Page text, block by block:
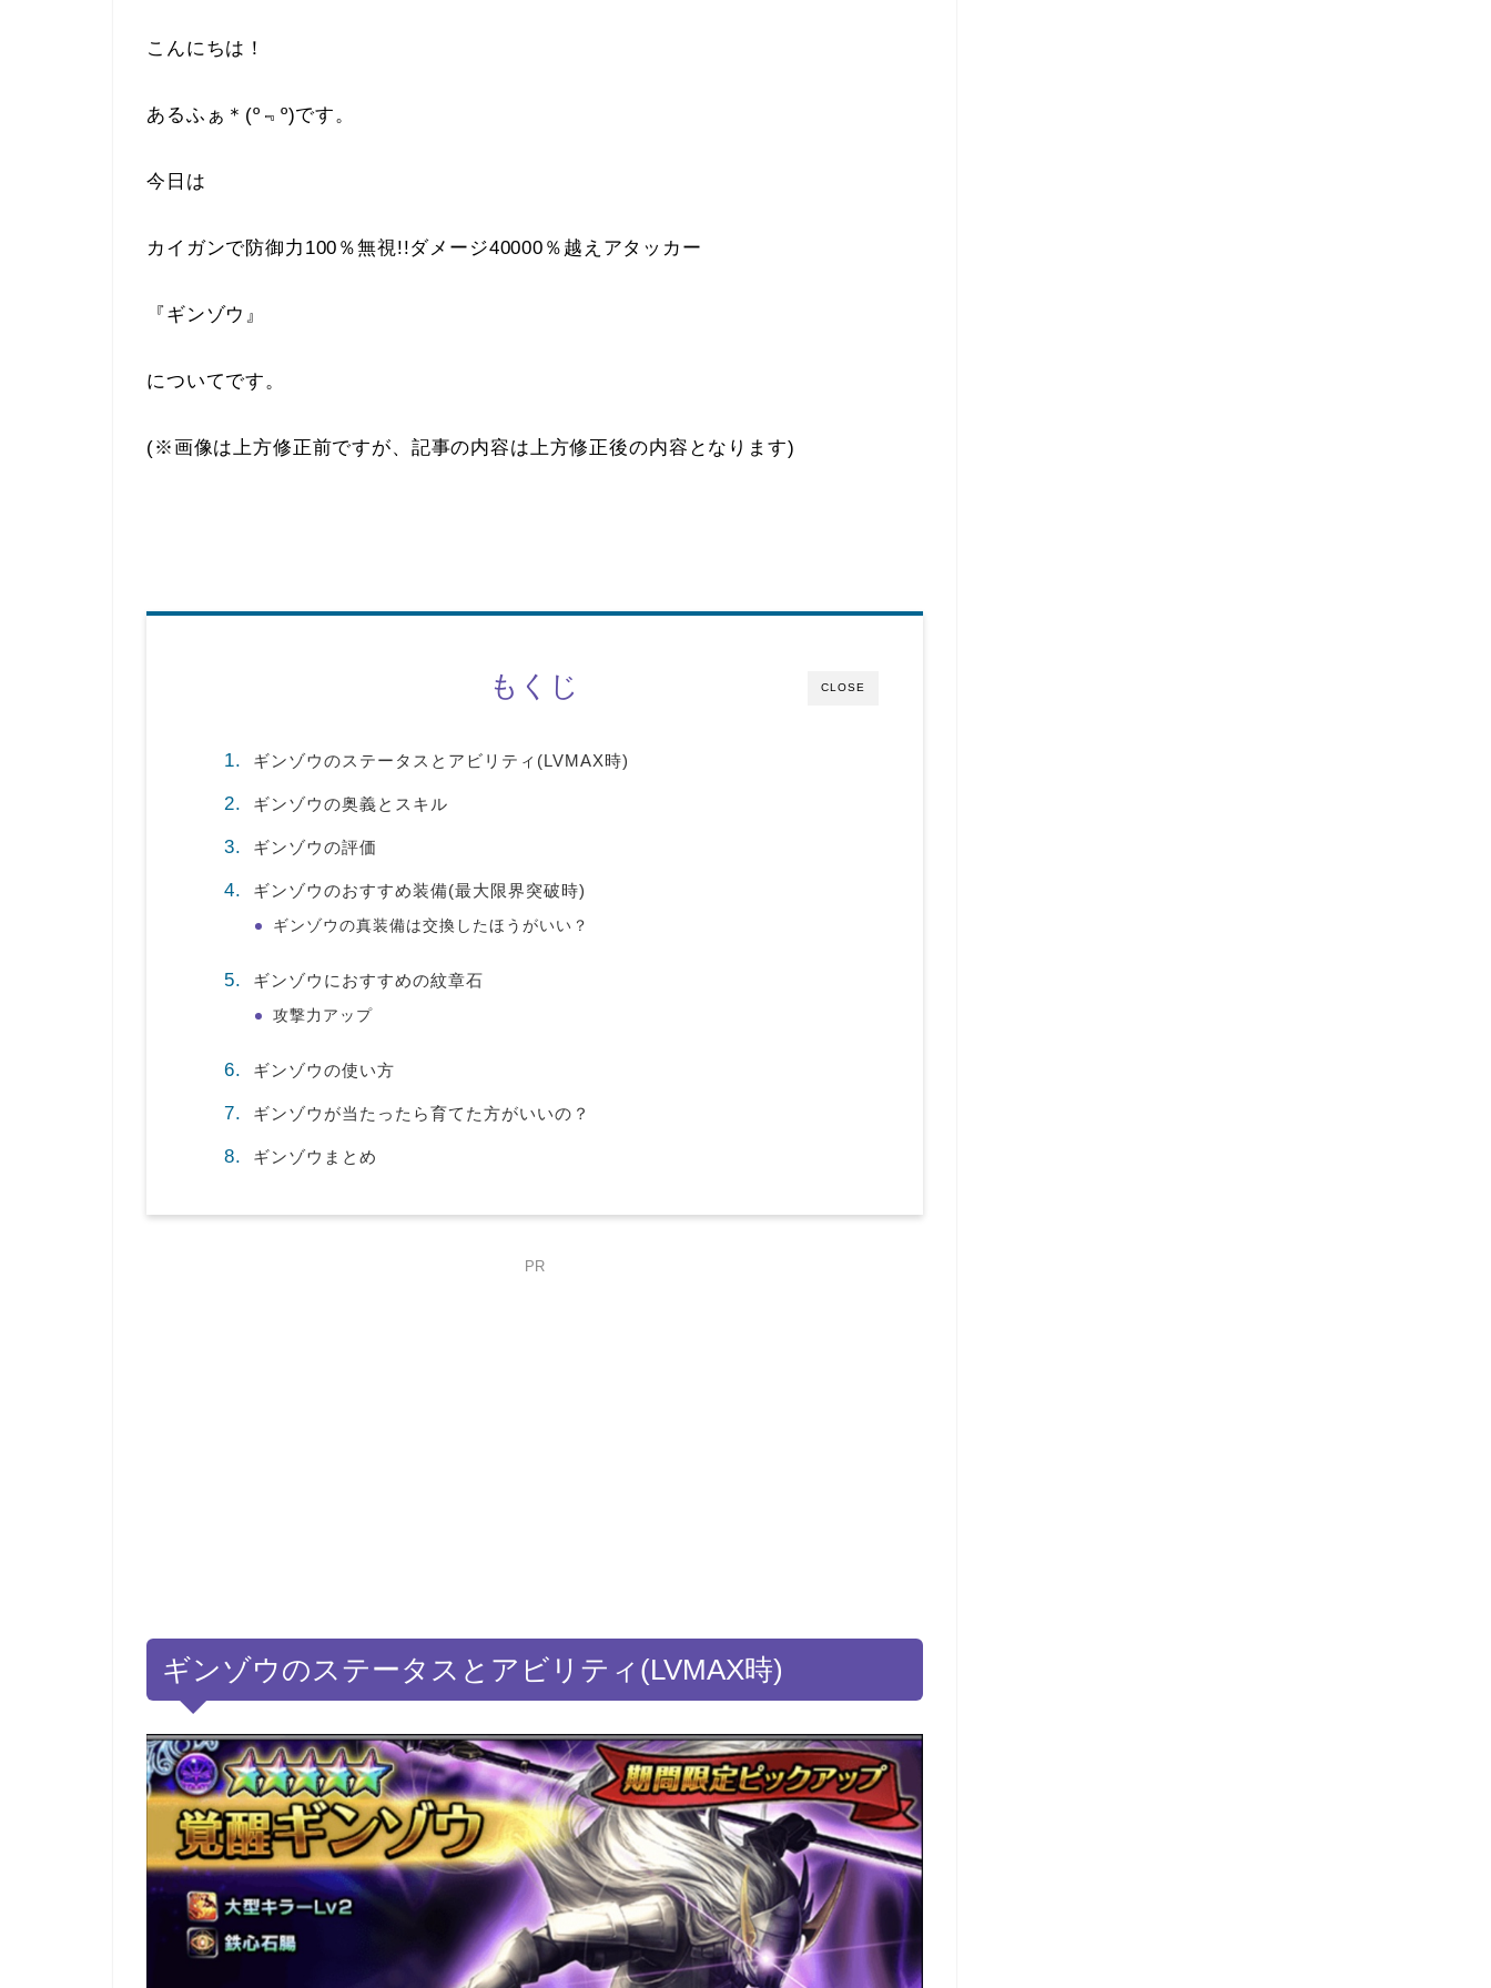
こんにちは！
あるふぁ＊(º﹃º)です。
今日は
カイガンで防御力100％無視!!ダメージ40000％越えアタッカー
『ギンゾウ』
についてです。
(※画像は上方修正前ですが、記事の内容は上方修正後の内容となります)
CLOSE
もくじ
ギンゾウのステータスとアビリティ(LVMAX時)
ギンゾウの奥義とスキル
ギンゾウの評価
ギンゾウのおすすめ装備(最大限界突破時)
ギンゾウの真装備は交換したほうがいい？
ギンゾウにおすすめの紋章石
攻撃力アップ
ギンゾウの使い方
ギンゾウが当たったら育てた方がいいの？
ギンゾウまとめ
PR
ギンゾウのステータスとアビリティ(LVMAX時)